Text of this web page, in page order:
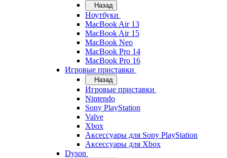
Назад
Ноутбуки
MacBook Air 13
MacBook Air 15
MacBook Neo
MacBook Pro 14
MacBook Pro 16
Игровые приставки
Назад
Игровые приставки
Nintendo
Sony PlayStation
Valve
Xbox
Аксессуары для Sony PlayStation
Аксессуары для Xbox
Dyson